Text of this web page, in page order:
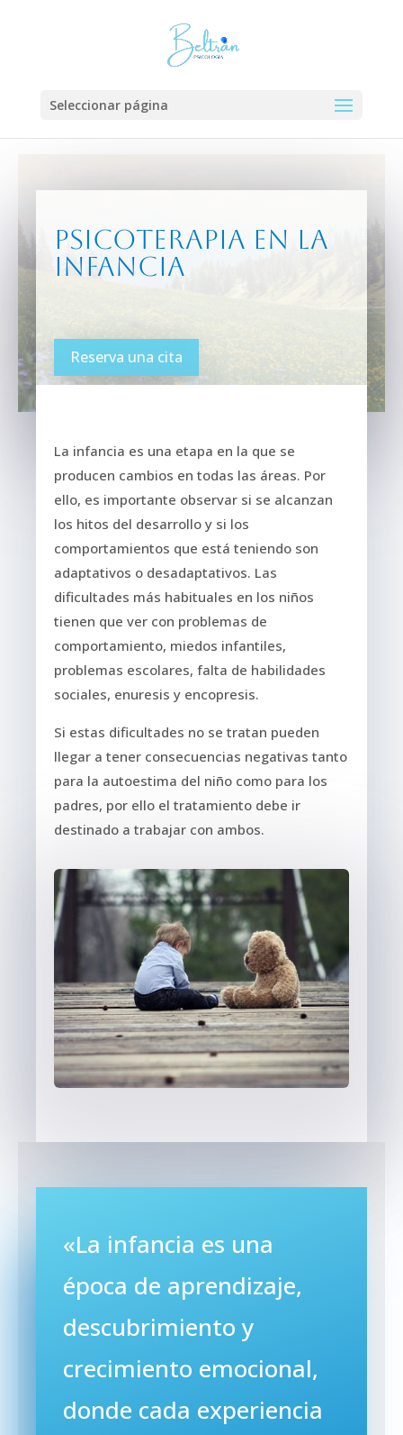
Seleccionar página
Psicoterapia en la
infancia
Reserva una cita
La infancia es una etapa en la que se
producen cambios en todas las áreas. Por
ello, es importante observar si se alcanzan
los hitos del desarrollo y si los
comportamientos que está teniendo son
adaptativos o desadaptativos. Las
dificultades más habituales en los niños
tienen que ver con problemas de
comportamiento, miedos infantiles,
problemas escolares, falta de habilidades
sociales, enuresis y encopresis.
Si estas dificultades no se tratan pueden
llegar a tener consecuencias negativas tanto
para la autoestima del niño como para los
padres, por ello el tratamiento debe ir
destinado a trabajar con ambos.
«La infancia es una
época de aprendizaje,
descubrimiento y
crecimiento emocional,
donde cada experiencia